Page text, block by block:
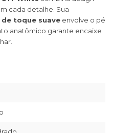
cada detalhe. Sua
toque suave envolve o pé
anatômico garante encaixe